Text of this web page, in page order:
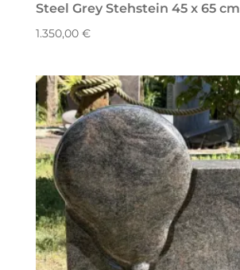
Steel Grey Stehstein 45 x 65 cm
1.350,00 €